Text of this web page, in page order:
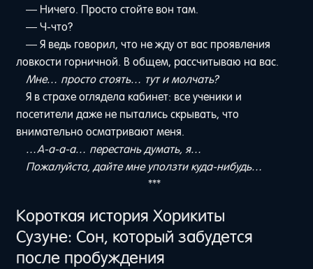
— Ничего. Просто стойте вон там.
— Ч-что?
— Я ведь говорил, что не жду от вас проявления
ловкости горничной. В общем, рассчитываю на вас.
Мне… просто стоять… тут и молчать?
Я в страхе оглядела кабинет: все ученики и
посетители даже не пытались скрывать, что
внимательно осматривают меня.
…А-а-а-а… перестань думать, я…
Пожалуйста, дайте мне уползти куда-нибудь…
***
Короткая история Хорикиты
Сузуне: Сон, который забудется
после пробуждения